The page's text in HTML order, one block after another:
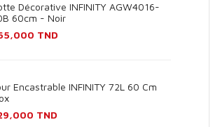
Décorative INFINITY AGW4016-
60cm - Noir
TND
Encastrable INFINITY 72L 60 Cm
TND